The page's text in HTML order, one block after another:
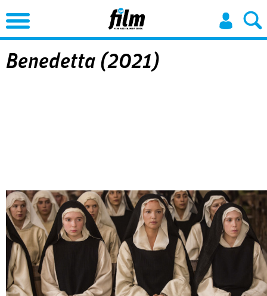
Jump to Navigation
Benedetta (2021)